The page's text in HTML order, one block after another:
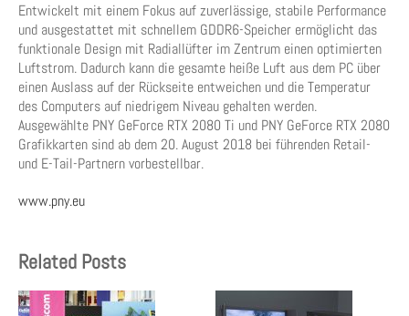
Entwickelt mit einem Fokus auf zuverlässige, stabile Performance
und ausgestattet mit schnellem GDDR6-Speicher ermöglicht das
funktionale Design mit Radiallüfter im Zentrum einen optimierten
Luftstrom. Dadurch kann die gesamte heiße Luft aus dem PC über
einen Auslass auf der Rückseite entweichen und die Temperatur
des Computers auf niedrigem Niveau gehalten werden.
Ausgewählte PNY GeForce RTX 2080 Ti und PNY GeForce RTX 2080
Grafikkarten sind ab dem 20. August 2018 bei führenden Retail-
und E-Tail-Partnern vorbestellbar.
www.pny.eu
Related Posts